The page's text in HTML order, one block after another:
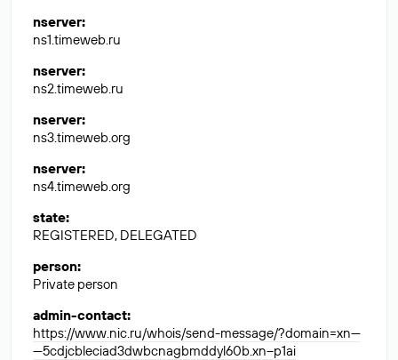
nserver:
ns1.timeweb.ru
nserver:
ns2.timeweb.ru
nserver:
ns3.timeweb.org
nserver:
ns4.timeweb.org
state:
REGISTERED, DELEGATED
person:
Private person
admin-contact:
https://www.nic.ru/whois/send-message/?domain=xn---
---5cdjcbleciad3dwbcnagbmddyl60b.xn--p1ai